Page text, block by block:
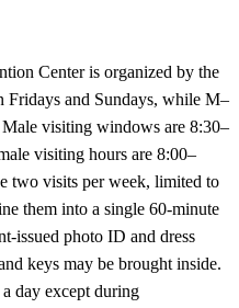
Center is organized by the
Fridays and Sundays, while M–
visiting windows are 8:30–
visiting hours are 8:00–
two visits per week, limited to
them into a single 60-minute
issued photo ID and dress
keys may be brought inside.
day except during